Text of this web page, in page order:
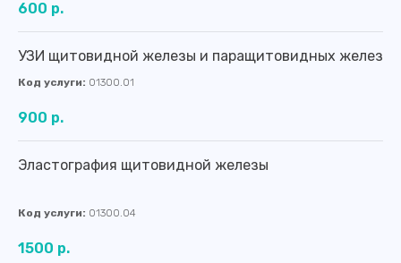
600 р.
УЗИ щитовидной железы и паращитовидных желез
Код услуги: 01300.01
900 р.
Эластография щитовидной железы
Код услуги: 01300.04
1500 р.